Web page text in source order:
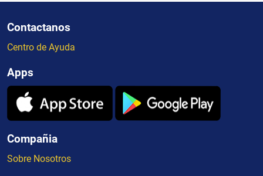
Contactanos
Centro de Ayuda
Apps
Compañia
Sobre Nosotros